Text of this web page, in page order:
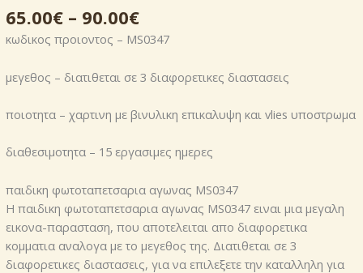
65.00€ – 90.00€
κωδικος προιοντος – MS0347
μεγεθος – διατιθεται σε 3 διαφορετικες διαστασεις
ποιοτητα – χαρτινη με βινυλικη επικαλυψη και vlies υποστρωμα
διαθεσιμοτητα – 15 εργασιμες ημερες
παιδικη φωτοταπετσαρια αγωνας MS0347
Η παιδικη φωτοταπετσαρια αγωνας MS0347 ειναι μια μεγαλη
εικονα-παρασταση, που αποτελειται απο διαφορετικα
κομματια αναλογα με το μεγεθος της. Διατιθεται σε 3
διαφορετικες διαστασεις, για να επιλεξετε την καταλληλη για